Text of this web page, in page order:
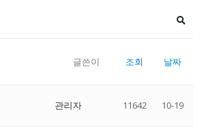
글쓴이 조회 날짜
관리자 11642 10-19